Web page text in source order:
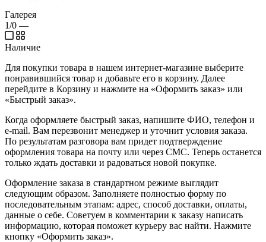
Галерея
1/0 —
Наличие
Для покупки товара в нашем интернет-магазине выберите
понравившийся товар и добавьте его в корзину. Далее
перейдите в Корзину и нажмите на «Оформить заказ» или
«Быстрый заказ».
Когда оформляете быстрый заказ, напишите ФИО, телефон и
e-mail. Вам перезвонит менеджер и уточнит условия заказа.
По результатам разговора вам придет подтверждение
оформления товара на почту или через СМС. Теперь останется
только ждать доставки и радоваться новой покупке.
Оформление заказа в стандартном режиме выглядит
следующим образом. Заполняете полностью форму по
последовательным этапам: адрес, способ доставки, оплаты,
данные о себе. Советуем в комментарии к заказу написать
информацию, которая поможет курьеру вас найти. Нажмите
кнопку «Оформить заказ».